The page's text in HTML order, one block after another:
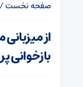
صفحه نخست/
از
بازخوانی